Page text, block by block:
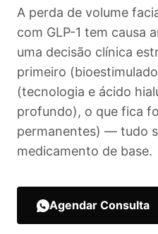
A perda de volume
com GLP-1 tem causa
uma decisão clínica
primeiro
(tecnologia e ácido
profundo), o que fica
permanentes) — tudo
medicamento de base.
Agendar Consulta